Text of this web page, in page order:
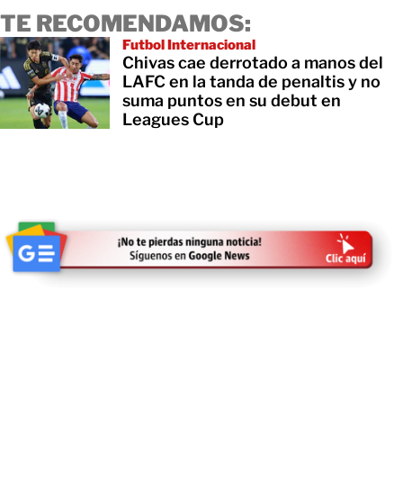
TE RECOMENDAMOS:
Futbol Internacional
Chivas cae derrotado a manos del
LAFC en la tanda de penaltis y no
suma puntos en su debut en
Leagues Cup